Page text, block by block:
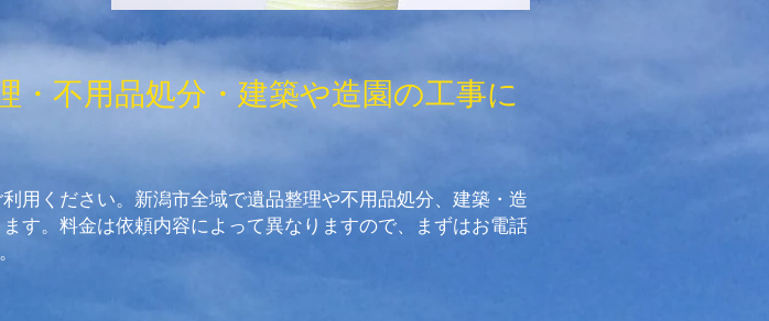
・不用品処分・建築や造園の工事に
用ください。新潟市全域で遺品整理や不用品処分、建築・造
す。料金は依頼内容によって異なりますので、まずはお電話